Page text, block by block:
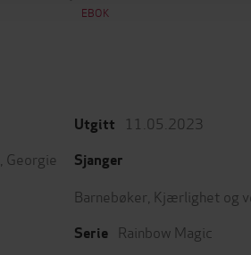
EBOK
Georgie
Utgitt 11.05.2023
Sjanger
Barnebøker Kjærlighet og
Serie Rainbow Magic